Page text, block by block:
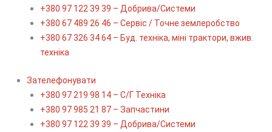
+380 97 122 39 39 – Добрива/Cистеми
+380 67 489 26 46 – Сервіс / Точне землеробство
+380 67 326 34 64 – Буд. техніка, міні трактори, вжив.
техніка
Зателефонувати
+380 97 219 98 14 – С/Г Техніка
+380 97 985 21 87 – Запчастини
+380 97 122 39 39 – Добрива/Cистеми